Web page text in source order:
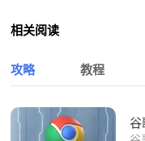
相关阅读
攻略 教程
谷